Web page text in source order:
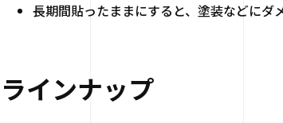
長期間貼ったままにすると、塗装などに
ラインナップ